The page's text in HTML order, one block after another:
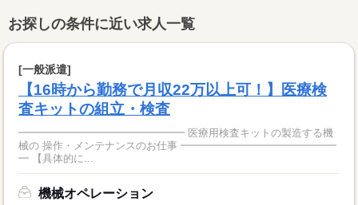
お探しの条件に近い求人一覧
[一般派遣]
【16時から勤務で月収22万以上可！】医療検
査キットの組立・検査
━━━━━━━━━━━━━━━━ 医療用検査キットの製造する機
械の 操作・メンテナンスのお仕事 ━━━━━━━━━━━━━━━
━ 【具体的に...
機械オペレーション